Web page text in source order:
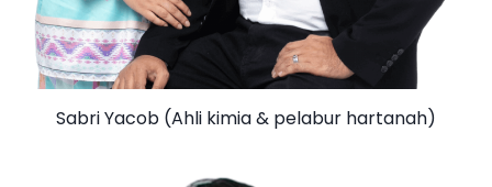
Sabri Yacob (Ahli kimia & pelabur hartanah)